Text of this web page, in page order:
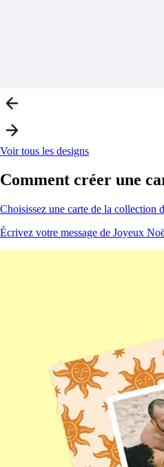
Voir tous les designs
Comment créer une
Choisissez une carte de la collection
Écrivez votre message de Joyeux